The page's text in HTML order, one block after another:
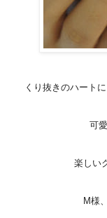
くり抜きのハート
可
楽しい
M様